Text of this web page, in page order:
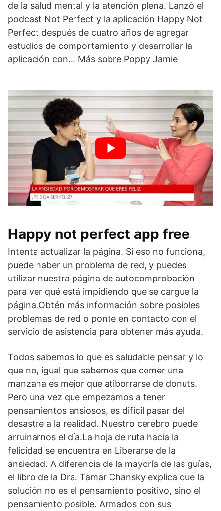
de la salud mental y la atención plena. Lanzó el
podcast Not Perfect y la aplicación Happy Not
Perfect después de cuatro años de agregar
estudios de comportamiento y desarrollar la
aplicación con… Más sobre Poppy Jamie
Happy not perfect app free
Intenta actualizar la página. Si eso no funciona,
puede haber un problema de red, y puedes
utilizar nuestra página de autocomprobación
para ver qué está impidiendo que se cargue la
página.Obtén más información sobre posibles
problemas de red o ponte en contacto con el
servicio de asistencia para obtener más ayuda.
Todos sabemos lo que es saludable pensar y lo
que no, igual que sabemos que comer una
manzana es mejor que atiborrarse de donuts.
Pero una vez que empezamos a tener
pensamientos ansiosos, es difícil pasar del
desastre a la realidad. Nuestro cerebro puede
arruinarnos el día.La hoja de ruta hacia la
felicidad se encuentra en Liberarse de la
ansiedad. A diferencia de la mayoría de las guías,
el libro de la Dra. Tamar Chansky explica que la
solución no es el pensamiento positivo, sino el
pensamiento posible. Armados con sus